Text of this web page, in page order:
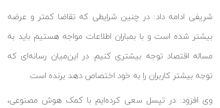
شریفی ادامه داد: در چنین شرایطی که تقاضا کمتر و عرضه
بیشتر شده است و با بمباران اطلاعات مواجه هستیم باید به
مساله اقتصاد توجه بیشتری کنیم. در این‌میان رسانه‌ای که
توجه بیشتر کاربران را به خود اختصاص دهد برنده است.
وی افزود: در تپسل سعی کرده‌ایم با کمک هوش مصنوعی،